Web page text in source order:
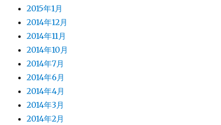
2015年1月
2014年12月
2014年11月
2014年10月
2014年7月
2014年6月
2014年4月
2014年3月
2014年2月